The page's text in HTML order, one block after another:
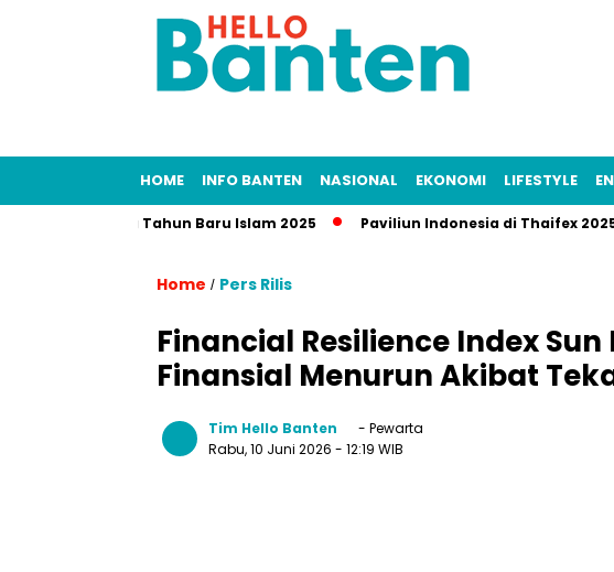
HOME INFO BANTEN NASIONAL EKONOMI LIFESTYLE
Panjang Tahun Baru Islam 2025 Paviliun Indonesia di Thaifex 2025 Raup
Home / Pers Rilis
Financial Resilience Index
Finansial Menurun Akibat
Tim Hello Banten
- Pewarta
Rabu, 10 Juni 2026 - 12:19 WIB